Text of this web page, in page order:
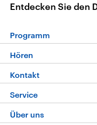
Entdecken Sie den
Programm
Programm
Die Nachrichten
Nachrichtenleicht
Neue Beiträge
Hören
Livestream
Podcasts
Deutschlandfunk
Kontakt
Hörerservice
Service
FAQ
Über uns